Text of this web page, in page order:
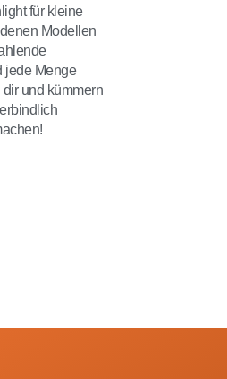
für kleine
Modellen
jede Menge
und kümmern